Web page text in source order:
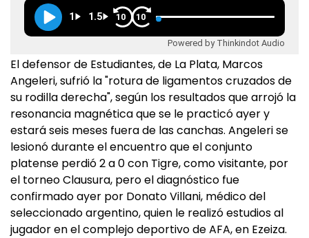
1 1.5 10 10
Powered by Thinkindot Audio
El defensor de Estudiantes, de La Plata, Marcos
Angeleri, sufrió la "rotura de ligamentos cruzados de
su rodilla derecha", según los resultados que arrojó la
resonancia magnética que se le practicó ayer y
estará seis meses fuera de las canchas. Angeleri se
lesionó durante el encuentro que el conjunto
platense perdió 2 a 0 con Tigre, como visitante, por
el torneo Clausura, pero el diagnóstico fue
confirmado ayer por Donato Villani, médico del
seleccionado argentino, quien le realizó estudios al
jugador en el complejo deportivo de AFA, en Ezeiza.